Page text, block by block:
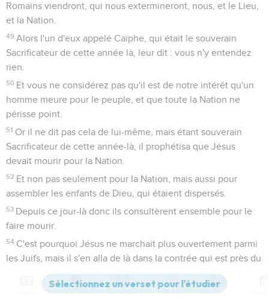
Romains viendront, qui nous extermineront, nous, et le Lieu,
et la Nation.
49 Alors l'un d'eux appelé Caïphe, qui était le souverain
Sacrificateur de cette année là, leur dit : vous n'y entendez
rien.
50 Et vous ne considérez pas qu'il est de notre intérêt qu'un
homme meure pour le peuple, et que toute la Nation ne
périsse point.
51 Or il ne dit pas cela de lui-même, mais étant souverain
Sacrificateur de cette année-là, il prophétisa que Jésus
devait mourir pour la Nation.
52 Et non pas seulement pour la Nation, mais aussi pour
assembler les enfants de Dieu, qui étaient dispersés.
53 Depuis ce jour-là donc ils consultèrent ensemble pour le
faire mourir.
54 C'est pourquoi Jésus ne marchait plus ouvertement parmi
les Juifs, mais il s'en alla de là dans la contrée qui est près du
désert, en une ville appelée Ephraïm, et il demeura là avec
ses Disciples.
Versions Commentaires Strong